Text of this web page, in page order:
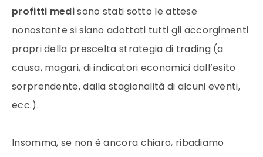
profitti medisono stati sotto le attese
nonostante si siano adottati tutti gli accorgimenti
propri della prescelta strategia di trading (a
causa, magari, di indicatori economici dall’esito
sorprendente, dalla stagionalità di alcuni eventi,
ecc.).
Insomma, se non è ancora chiaro, ribadiamo